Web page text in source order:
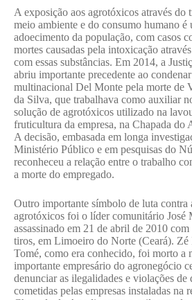
A exposição aos agrotóxicos através do
meio ambiente e do consumo humano é
adoecimento da população, com casos
mortes causadas pela intoxicação
com essas substâncias. Em 2014, a
abriu importante precedente ao
multinacional Del Monte pela morte de
da Silva, que trabalhava como auxiliar
solução de agrotóxicos utilizado na
fruticultura da empresa, na Chapada do
A decisão, embasada em longa
Ministério Público e em pesquisas do
reconheceu a relação entre o trabalho
a morte do empregado.
Outro importante símbolo de luta contra
agrotóxicos foi o líder comunitário José
assassinado em 21 de abril de 2010
tiros, em Limoeiro do Norte (Ceará). Zé
Tomé, como era conhecido, foi morto a
importante empresário do agronegócio
denunciar as ilegalidades e violações de
cometidas pelas empresas instaladas na